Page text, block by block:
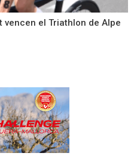
el Triathlon de Alpe